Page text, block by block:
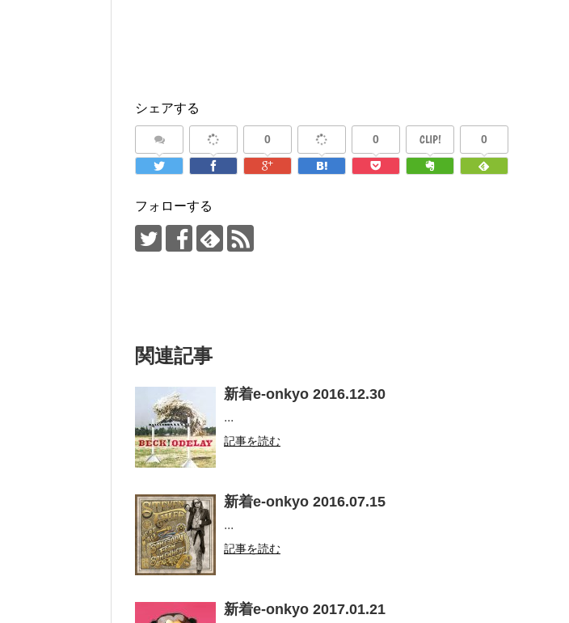
シェアする
0 0 CLIP! 0
フォローする
関連記事
新着e-onkyo 2016.12.30
...
記事を読む
新着e-onkyo 2016.07.15
...
記事を読む
新着e-onkyo 2017.01.21